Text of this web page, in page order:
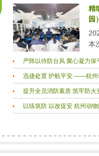
精
园
本
容
黑
议
沙